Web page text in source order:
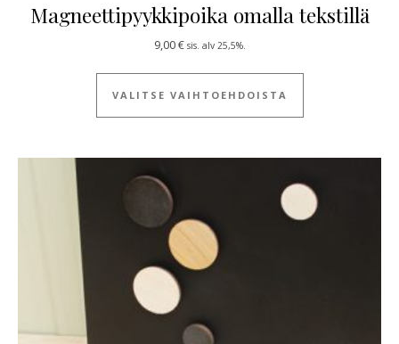
Magneettipyykkipoika omalla tekstillä
9,00€ sis. alv 25,5%.
VALITSE VAIHTOEHDOISTA
Tällä tuotteella